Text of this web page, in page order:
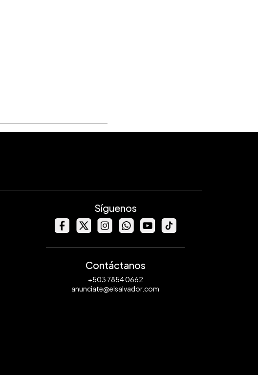
Síguenos
Contáctanos
+503 7854 0662
anunciate@elsalvador.com